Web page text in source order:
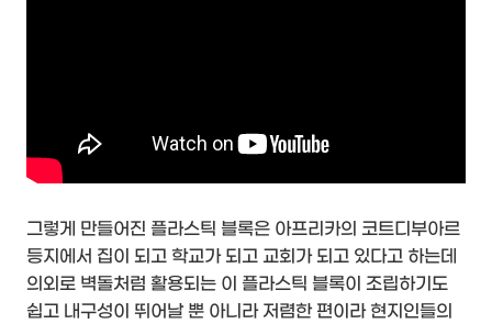
그렇게 만들어진 플라스틱 블록은 아프리카의 코트디부아르
등지에서 집이 되고 학교가 되고 교회가 되고 있다고 하는데
의외로 벽돌처럼 활용되는 이 플라스틱 블록이 조립하기도
쉽고 내구성이 뛰어날 뿐 아니라 저렴한 편이라 현지인들의